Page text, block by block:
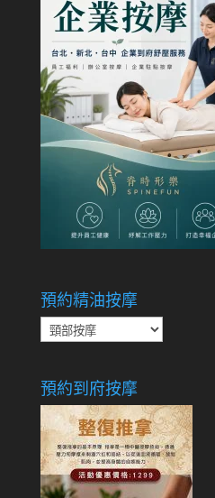
預約精油按摩
預
約
油
按
摩
預約到府按摩